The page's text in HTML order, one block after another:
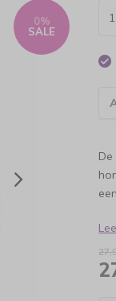
0%
SALE